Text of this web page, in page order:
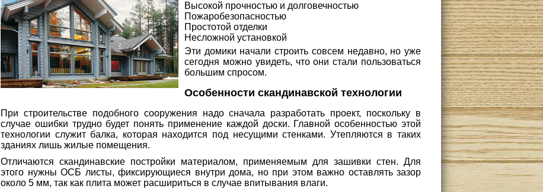
Высокой прочностью и долговечностью
Пожаробезопасностью
Простотой отделки
Несложной установкой
Эти домики начали строить совсем недавно, но уже
сегодня можно увидеть, что они стали пользоваться
большим спросом.
Особенности скандинавской технологии
При строительстве подобного сооружения надо сначала разработать проект, поскольку в
случае ошибки трудно будет понять применение каждой доски. Главной особенностью этой
технологии служит балка, которая находится под несущими стенками. Утепляются в таких
зданиях лишь жилые помещения.
Отличаются скандинавские постройки материалом, применяемым для зашивки стен. Для
этого нужны ОСБ листы, фиксирующиеся внутри дома, но при этом важно оставлять зазор
около 5 мм, так как плита может расшириться в случае впитывания влаги.